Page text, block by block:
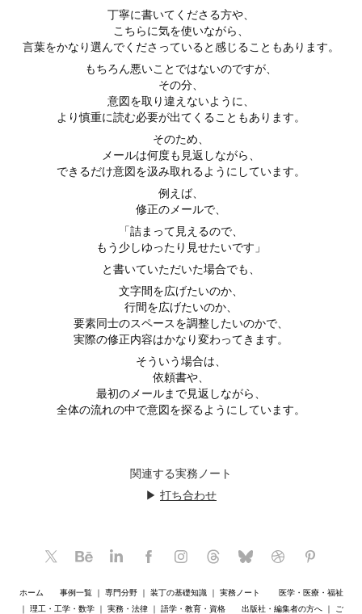
丁寧に書いてくださる方や、
こちらに気を使いながら、
言葉をかなり選んでくださっていると感じることもあります。
もちろん悪いことではないのですが、
その分、
意図を取り違えないように、
より慎重に読む必要が出てくることもあります。
そのため、
メールは何度も見返しながら、
できるだけ意図を汲み取れるようにしています。
例えば、
修正のメールで、
「詰まって見えるので、
もう少しゆったり見せたいです」
と書いていただいた場合でも、
文字間を広げたいのか、
行間を広げたいのか、
要素同士のスペースを調整したいのかで、
実際の修正内容はかなり変わってきます。
そういう場合は、
依頼書や、
最初のメールまで見返しながら、
全体の流れの中で意図を探るようにしています。
関連する実務ノート
▶ 打ち合わせ
ホーム 事例一覧｜ 専門分野｜ 装丁の基礎知識｜ 実務ノート
医学・医療・福祉
｜ 理工・工学・数学｜ 実務・法律｜ 語学・教育・資格 出版社・編集者の方へ｜ ご